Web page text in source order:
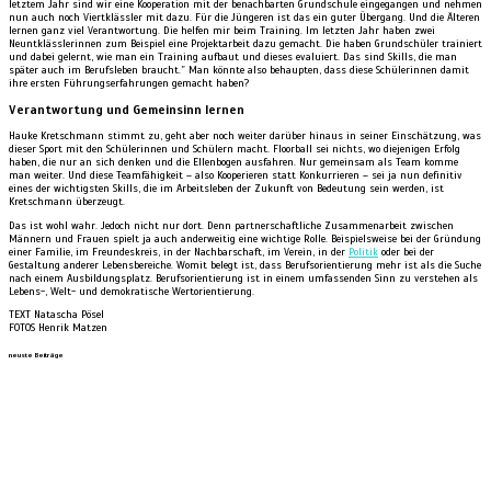
letztem Jahr sind wir eine Kooperation mit der benachbarten Grundschule eingegangen und nehmen
nun auch noch Viertklässler mit dazu. Für die Jüngeren ist das ein guter Übergang. Und die Älteren
lernen ganz viel Verantwortung. Die helfen mir beim Training. Im letzten Jahr haben zwei
Neuntklässlerinnen zum Beispiel eine Projektarbeit dazu gemacht. Die haben Grundschüler trainiert
und dabei gelernt, wie man ein Training aufbaut und dieses evaluiert. Das sind Skills, die man
später auch im Berufsleben braucht.” Man könnte also behaupten, dass diese Schülerinnen damit
ihre ersten Führungserfahrungen gemacht haben?
Verantwortung und Gemeinsinn lernen
Hauke Kretschmann stimmt zu, geht aber noch weiter darüber hinaus in seiner Einschätzung, was
dieser Sport mit den Schülerinnen und Schülern macht. Floorball sei nichts, wo diejenigen Erfolg
haben, die nur an sich denken und die Ellenbogen ausfahren. Nur gemeinsam als Team komme
man weiter. Und diese Teamfähigkeit – also Kooperieren statt Konkurrieren – sei ja nun definitiv
eines der wichtigsten Skills, die im Arbeitsleben der Zukunft von Bedeutung sein werden, ist
Kretschmann überzeugt.
Das ist wohl wahr. Jedoch nicht nur dort. Denn partnerschaftliche Zusammenarbeit zwischen
Männern und Frauen spielt ja auch anderweitig eine wichtige Rolle. Beispielsweise bei der Gründung
einer Familie, im Freundeskreis, in der Nachbarschaft, im Verein, in der Politik oder bei der
Gestaltung anderer Lebensbereiche. Womit belegt ist, dass Berufsorientierung mehr ist als die Suche
nach einem Ausbildungsplatz. Berufsorientierung ist in einem umfassenden Sinn zu verstehen als
Lebens-, Welt- und demokratische Wertorientierung.
TEXT Natascha Pösel
FOTOS Henrik Matzen
neuste Beiträge